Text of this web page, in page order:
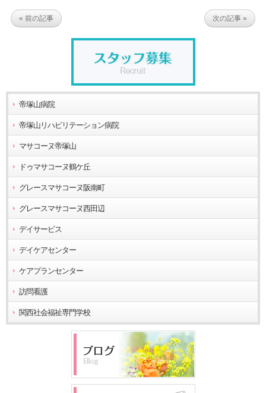
« 前の記事 次の記事 »
帝塚山病院
帝塚山リハビリテーション病院
マサコーヌ帝塚山
ドゥマサコーヌ鶴ケ丘
グレースマサコーヌ阪南町
グレースマサコーヌ西田辺
デイサービス
デイケアセンター
ケアプランセンター
訪問看護
関西社会福祉専門学校